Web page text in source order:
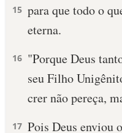
15 para que todo o
eterna.
16 "Porque Deus
seu Filho
crer não pereça,
17 Pois Deus enviou